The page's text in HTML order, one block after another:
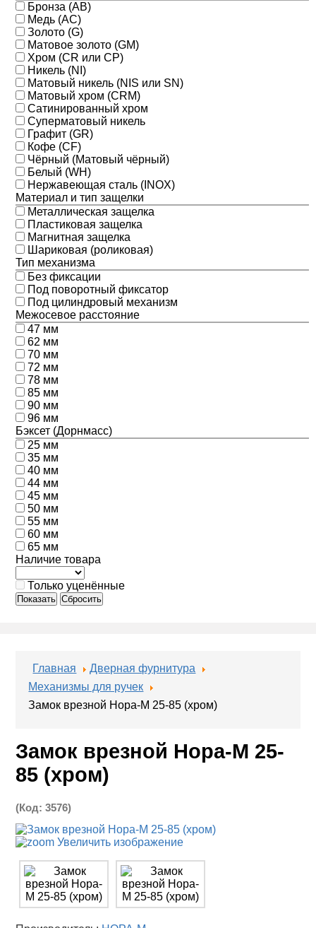
Бронза (AB)
Медь (AC)
Золото (G)
Матовое золото (GM)
Хром (CR или CP)
Никель (NI)
Матовый никель (NIS или SN)
Матовый хром (CRM)
Сатинированный хром
Суперматовый никель
Графит (GR)
Кофе (CF)
Чёрный (Матовый чёрный)
Белый (WH)
Нержавеющая сталь (INOX)
Материал и тип защелки
Металлическая защелка
Пластиковая защелка
Магнитная защелка
Шариковая (роликовая)
Тип механизма
Без фиксации
Под поворотный фиксатор
Под цилиндровый механизм
Межосевое расстояние
47 мм
62 мм
70 мм
72 мм
78 мм
85 мм
90 мм
96 мм
Бэксет (Дорнмасс)
25 мм
35 мм
40 мм
44 мм
45 мм
50 мм
55 мм
60 мм
65 мм
Наличие товара
Только уценённые
Показать Сбросить
Главная
Дверная фурнитура
Механизмы для ручек
Замок врезной Нора-М 25-85 (хром)
Замок врезной Нора-М 25-
85 (хром)
(Код:3576)
Увеличить изображение